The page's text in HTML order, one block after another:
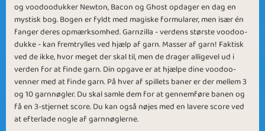
Lasting Friendship Rich Friends
og voodoodukker Newton, Bacon og Ghost opdager en dag en
mystisk bog. Bogen er fyldt med magiske formularer, men især én
fanger deres opmærksomhed. Garnzilla - verdens største voodoo-
dukke - kan fremtrylles ved hjælp af garn. Masser af garn! Faktisk
ved de ikke, hvor meget der skal til, men de drager alligevel ud i
verden for at finde garn. Din opgave er at hjælpe dine voodoo-
venner med at finde garn. På hver af spillets baner er der mellem 3
og 10 garnnøgler. Du skal samle dem for at gennemføre banen og
få en 3-stjernet score. Du kan også nøjes med en lavere score ved
at efterlade nogle af garnnøglerne.